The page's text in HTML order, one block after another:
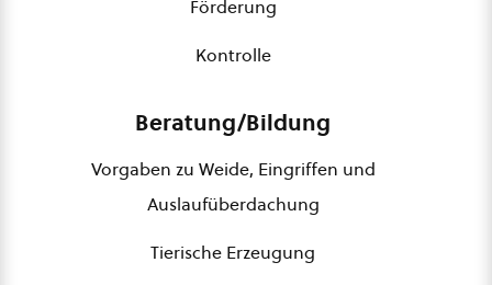
Förderung
Kontrolle
Beratung/Bildung
Vorgaben zu Weide, Eingriffen und
Auslaufüberdachung
Tierische Erzeugung